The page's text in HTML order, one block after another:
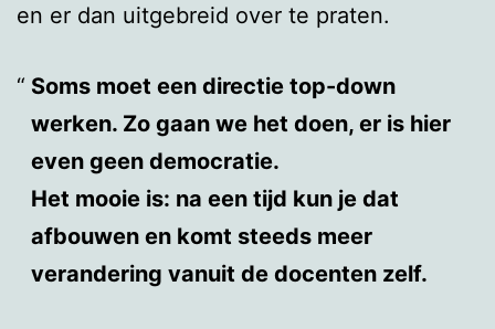
en er dan uitgebreid over te praten.
Soms moet een directie top-down
werken. Zo gaan we het doen, er is hier
even geen democratie.
Het mooie is: na een tijd kun je dat
afbouwen en komt steeds meer
verandering vanuit de docenten zelf.